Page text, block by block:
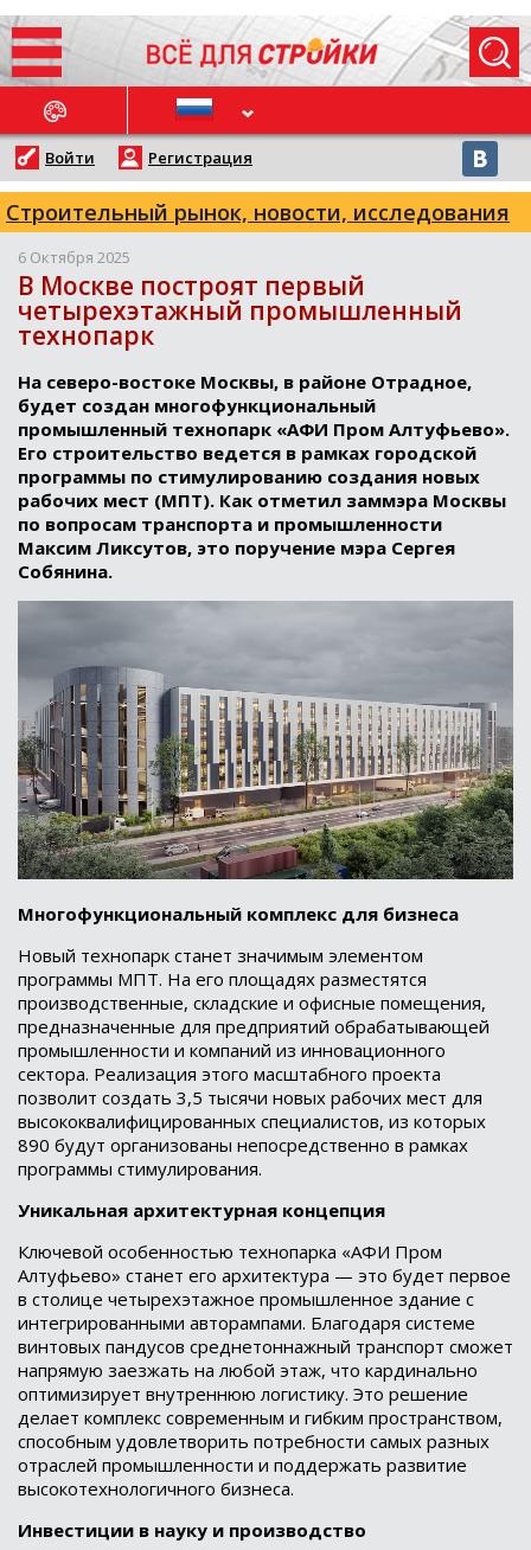
НОВОСТИ
Войти Регистрация
Строительный рынок, новости, исследования
6 Октября 2025
В Москве построят первый
четырехэтажный промышленный
технопарк
На северо-востоке Москвы, в районе Отрадное,
будет создан многофункциональный
промышленный технопарк «АФИ Пром Алтуфьево».
Его строительство ведется в рамках городской
программы по стимулированию создания новых
рабочих мест (МПТ). Как отметил заммэра Москвы
по вопросам транспорта и промышленности
Максим Ликсутов, это поручение мэра Сергея
Собянина.
Многофункциональный комплекс для бизнеса
Новый технопарк станет значимым элементом
программы МПТ. На его площадях разместятся
производственные, складские и офисные помещения,
предназначенные для предприятий обрабатывающей
промышленности и компаний из инновационного
сектора. Реализация этого масштабного проекта
позволит создать 3,5 тысячи новых рабочих мест для
высококвалифицированных специалистов, из которых
890 будут организованы непосредственно в рамках
программы стимулирования.
Уникальная архитектурная концепция
Ключевой особенностью технопарка «АФИ Пром
Алтуфьево» станет его архитектура — это будет первое
в столице четырехэтажное промышленное здание с
интегрированными авторампами. Благодаря системе
винтовых пандусов среднетоннажный транспорт сможет
напрямую заезжать на любой этаж, что кардинально
оптимизирует внутреннюю логистику. Это решение
делает комплекс современным и гибким пространством,
способным удовлетворить потребности самых разных
отраслей промышленности и поддержать развитие
высокотехнологичного бизнеса.
Инвестиции в науку и производство